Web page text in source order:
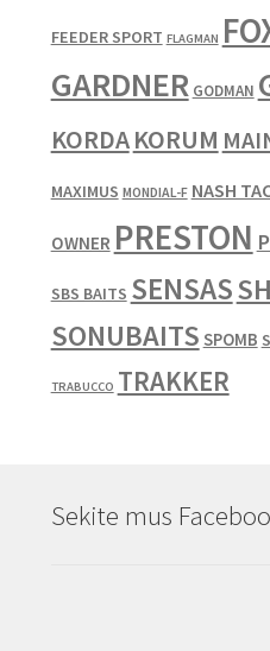
FEEDER SPORT FLAGMAN
GARDNER GODMAN
KORDAKORUM
MAXIMUS MONDIAL-F NASH
OWNER PRESTON
SBS BAITS SENSAS
SONUBAITS SPOMB
TRABUCCO TRAKKER
Sekite mus